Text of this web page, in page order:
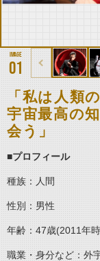
01
「私は人類
宇宙最高の
会う」
■プロフィール
種族：人間
性別：男性
年齢：47歳(2011年
職業・身分など：外